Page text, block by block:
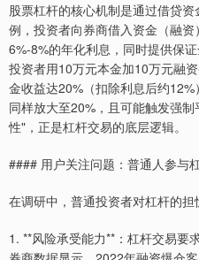
股票杠杆的核心机制是通过借贷
例，投资者向券商借入资金（融
6%-8%的年化利息，同时提供保
投资者用10万元本金加10万元融
金收益达20%（扣除利息后约
同样放大至20%，且可能触发强
性"，正是杠杆交易的底层逻辑。
#### 用户关注问题：普通人参与
在调研中，普通投资者对杠杆的担
1. **风险承受能力**：杠杆交易要